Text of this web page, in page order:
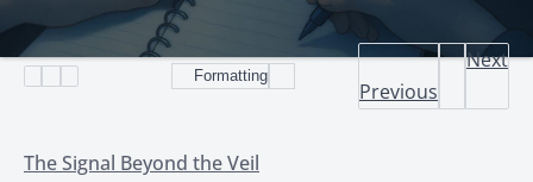
Formatting
Previous
Next
The Signal Beyond the Veil